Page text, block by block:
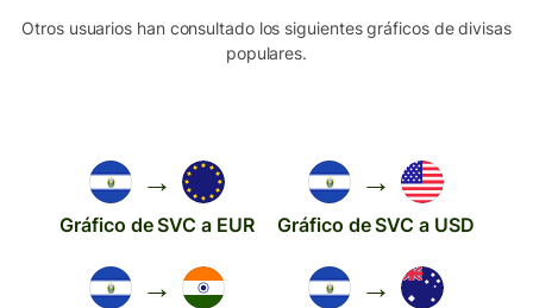
Otros usuarios han consultado los siguientes gráficos de divisas
populares.
→
Gráfico de SVC a EUR
→
Gráfico de SVC a USD
→ →